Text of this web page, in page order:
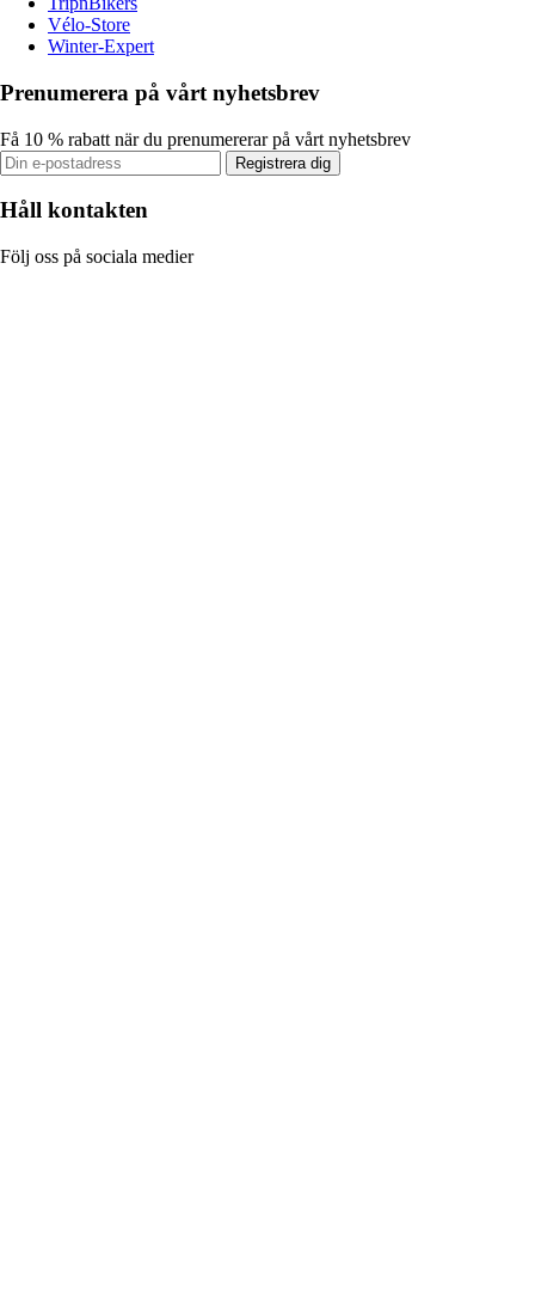
Vélo-Store
Winter-Expert
Prenumerera på vårt nyhetsbrev
Få 10 % rabatt när du prenumererar på vårt nyhetsbrev
Registrera dig
Håll kontakten
Följ oss på sociala medier